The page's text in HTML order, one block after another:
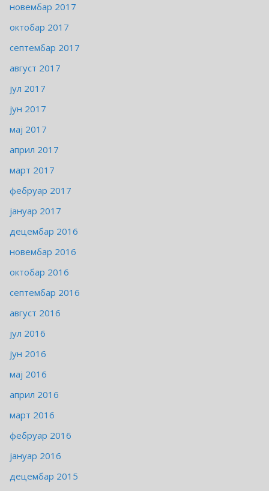
новембар 2017
октобар 2017
септембар 2017
август 2017
јул 2017
јун 2017
мај 2017
април 2017
март 2017
фебруар 2017
јануар 2017
децембар 2016
новембар 2016
октобар 2016
септембар 2016
август 2016
јул 2016
јун 2016
мај 2016
април 2016
март 2016
фебруар 2016
јануар 2016
децембар 2015